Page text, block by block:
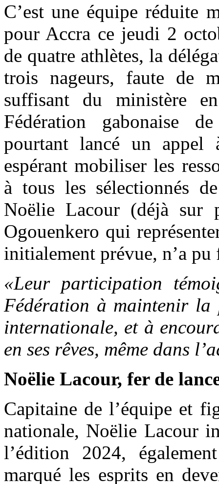
C’est une équipe réduite
pour Accra ce jeudi 2
de quatre athlètes, la
trois nageurs, faute de
suffisant du ministère
Fédération gabonaise
pourtant lancé un
espérant mobiliser les
à tous les sélectionnés
Noëlie Lacour (déjà sur
Ogouenkero qui
initialement prévue, n’a pu
«Leur participation
Fédération à maintenir la
internationale, et à
en ses rêves, même dans
Noëlie Lacour, fer de
Capitaine de l’équipe et
nationale, Noëlie Lacour
l’édition 2024,
marqué les esprits en